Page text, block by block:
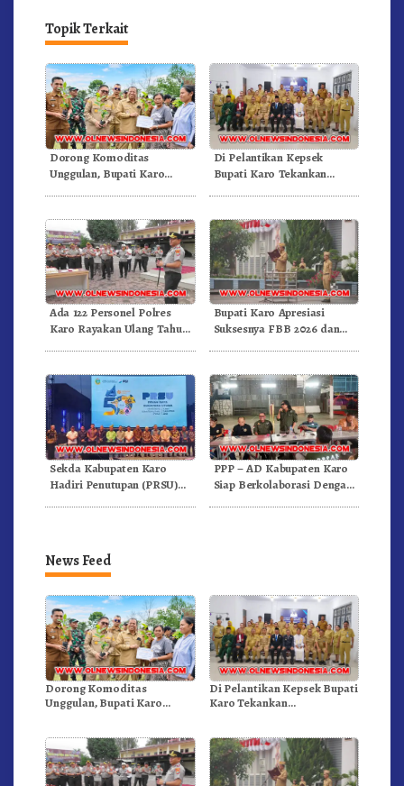
Topik Terkait
Dorong Komoditas
Unggulan, Bupati Karo
Di Pelantikan Kepsek
Bupati Karo Tekankan
Ada 122 Personel Polres
Karo Rayakan Ulang Tahun
Bupati Karo Apresiasi
Suksesnya FBB 2026 dan
Sekda Kabupaten Karo
Hadiri Penutupan (PRSU)
PPP – AD Kabupaten Karo
Siap Berkolaborasi Dengan
News Feed
Dorong Komoditas
Unggulan, Bupati Karo
Di Pelantikan Kepsek Bupati
Karo Tekankan